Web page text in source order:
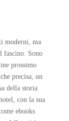
moderni, ma
fascino. Sono
prossimo
precisa, un
della storia
con la sua
ebooks